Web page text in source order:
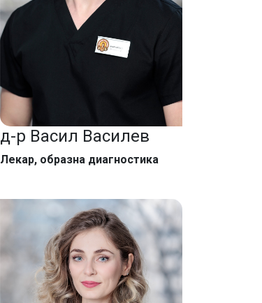
д-р Васил Василев
Лекар, образна диагностика